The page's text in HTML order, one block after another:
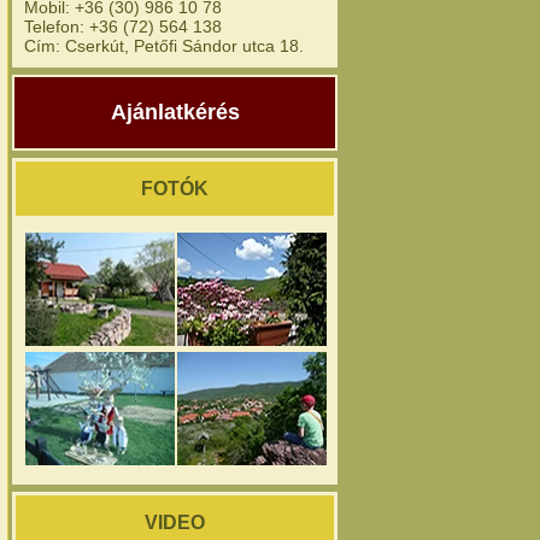
Mobil: +36 (30) 986 10 78
Telefon: +36 (72) 564 138
Cím: Cserkút, Petőfi Sándor utca 18.
Ajánlatkérés
FOTÓK
VIDEO